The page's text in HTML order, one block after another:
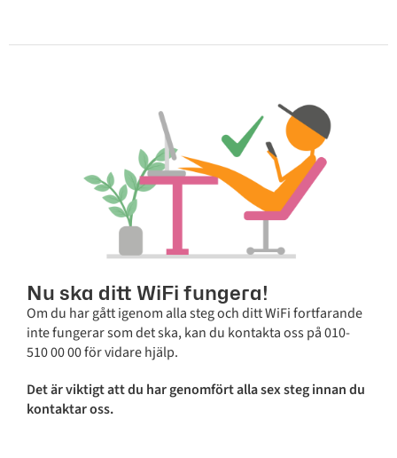
Nu ska ditt WiFi fungera!
Om du har gått igenom alla steg och ditt WiFi fortfarande
inte fungerar som det ska, kan du kontakta oss på 010-
510 00 00 för vidare hjälp.
Det är viktigt att du har genomfört alla sex steg innan du
kontaktar oss.